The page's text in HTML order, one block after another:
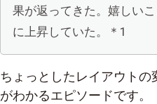
果が返ってきた。嬉しい
に上昇していた。＊1
ちょっとしたレイアウト
がわかるエピソードです。